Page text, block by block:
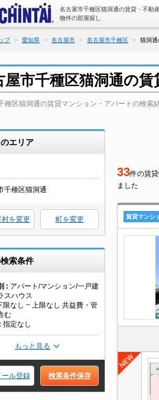
名古屋市千種区猫洞通の賃貸・不動
物件の部屋探し
プ 愛知県 名古屋市 名古屋市千種区 猫洞通
屋市千種区猫洞通の
種区猫洞通の賃貸マンション・アパートの検索
エリア
千種区猫洞通
村を変更 町を変更
索条件
アパート/マンション/一戸建
スハウス
限なし ~ 上限なし 共益費・管
む
指定なし
もっと見る
ール登録 検索条件保存
33件の賃
ました
賃貸マンシ